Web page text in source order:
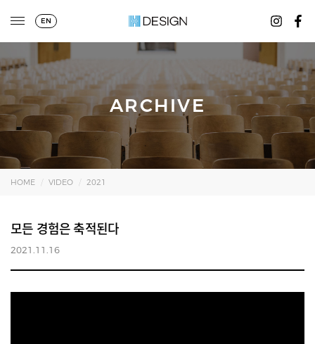
EN
ARCHIVE
HOME VIDEO 2021
모든 경험은 축적된다
2021.11.16